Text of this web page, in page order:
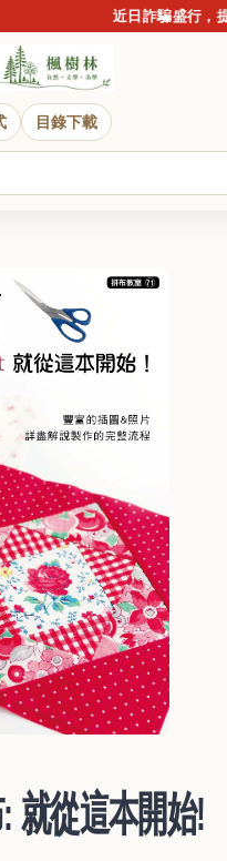
近日詐騙盛行，提
目錄下載
就從這本開始!